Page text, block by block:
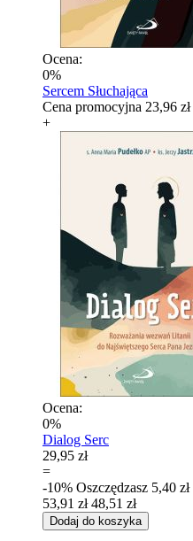
Ocena:
0%
Sercem Słuchająca
Cena promocyjna 23,96 zł
+
Ocena:
0%
Dialog Serc
29,95 zł
=
-10% Oszczędzasz 5,40 zł
53,91 zł 48,51 zł
Dodaj do koszyka